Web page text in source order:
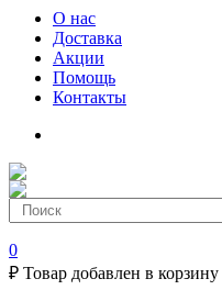
О нас
Доставка
Акции
Помощь
Контакты
0
₽ Товар добавлен в корзину